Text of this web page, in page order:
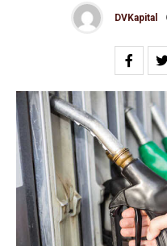
DVKapital